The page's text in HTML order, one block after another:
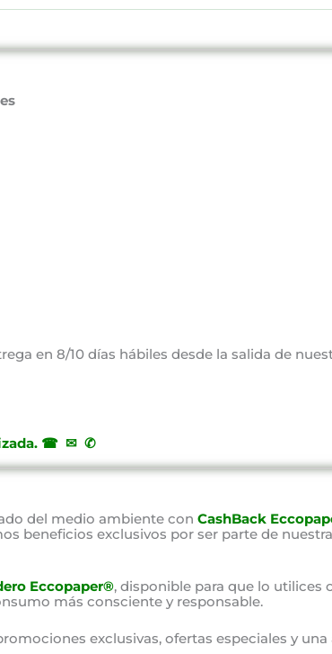
en 8/10 días hábiles desde la salida de
. ☎ ✉ ✆
del medio ambiente con CashBack
beneficios exclusivos por ser parte de
Eccopaper®, disponible para que lo utilices
más consciente y responsable.
exclusivas, ofertas especiales y